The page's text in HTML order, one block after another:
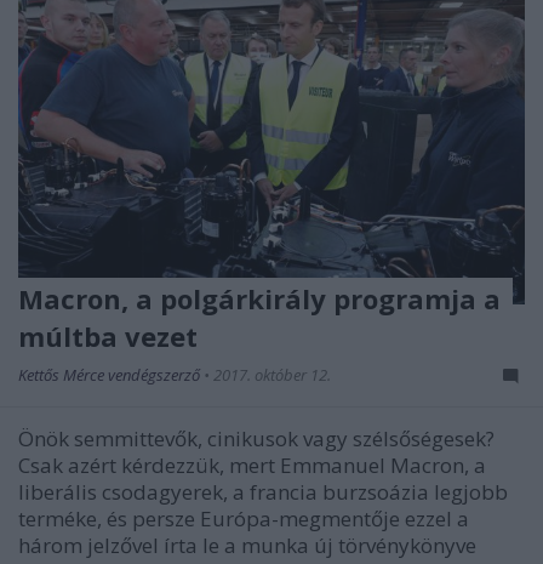
Macron, a polgárkirály programja a
múltba vezet
Kettős Mérce vendégszerző • 2017. október 12.
Önök semmittevők, cinikusok vagy szélsőségesek?
Csak azért kérdezzük, mert Emmanuel Macron, a
liberális csodagyerek, a francia burzsoázia legjobb
terméke, és persze Európa-megmentője ezzel a
három jelzővel írta le a munka új törvénykönyve